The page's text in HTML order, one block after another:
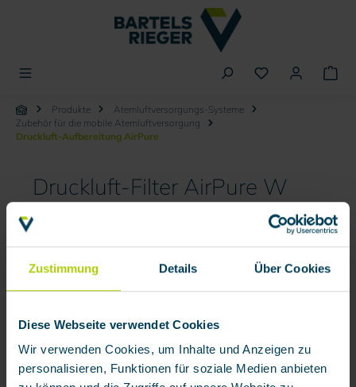
Zustimmung Details Über Cookies
Diese Webseite verwendet Cookies
Wir verwenden Cookies, um Inhalte und Anzeigen zu
personalisieren, Funktionen für soziale Medien anbieten
Produkte
Atemluftversorgungs-Systeme
Zubehör für die mobile Atemluftversorgung
Druckluft-Aufbereitung AirPure
Druckluft-Filter AirPure W
Bildergalerie überspringen